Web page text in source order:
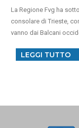
La Regione Fvg ha
consolare di Trieste,
vanno dai Balcani
LEGGI TUTTO